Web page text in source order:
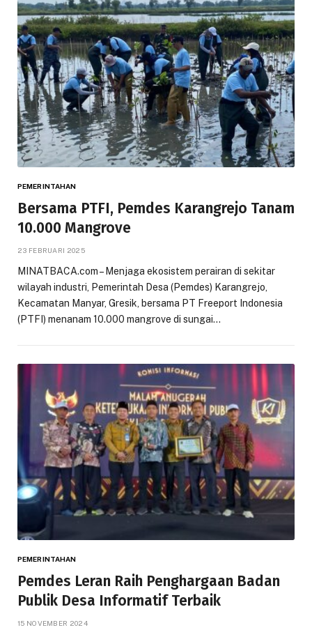
PEMERINTAHAN
Bersama PTFI, Pemdes Karangrejo Tanam
10.000 Mangrove
23 FEBRUARI 2025
MINATBACA.com – Menjaga ekosistem perairan di sekitar
wilayah industri, Pemerintah Desa (Pemdes) Karangrejo,
Kecamatan Manyar, Gresik, bersama PT Freeport Indonesia
(PTFI) menanam 10.000 mangrove di sungai…
PEMERINTAHAN
Pemdes Leran Raih Penghargaan Badan
Publik Desa Informatif Terbaik
15 NOVEMBER 2024